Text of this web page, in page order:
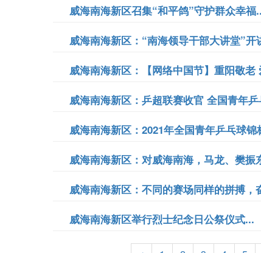
威海南海新区召集“和平鸽”守护群众幸福
威海南海新区：“南海领导干部大讲堂”开
威海南海新区：【网络中国节】重阳敬老
威海南海新区：乒超联赛收官 全国青年
威海南海新区：2021年全国青年乒乓球
威海南海新区：对威海南海，马龙、樊
威海南海新区：不同的赛场同样的拼搏，
威海南海新区举行烈士纪念日公祭仪式...